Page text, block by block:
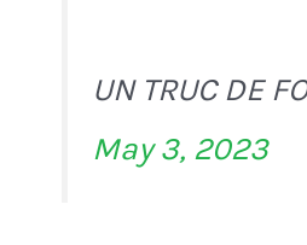
UN TRUC DE
May 3, 2023